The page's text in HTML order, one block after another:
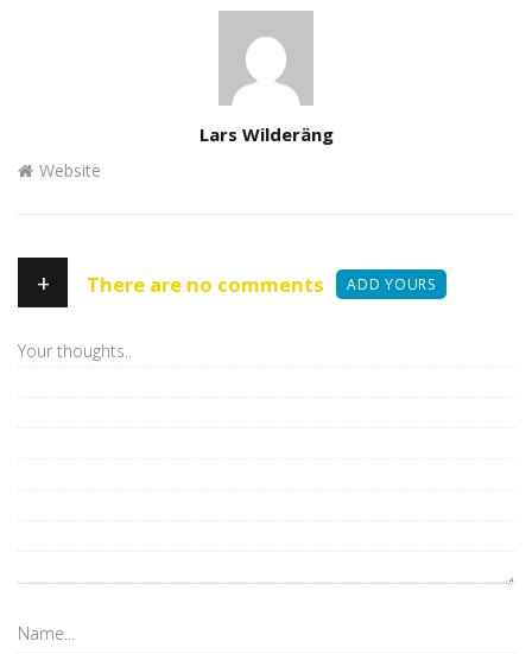
Lars Wilderäng
Website
+ There are no comments ADD YOURS